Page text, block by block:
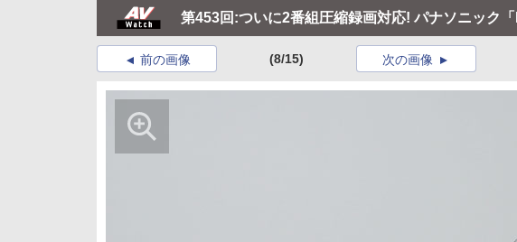
第453回:ついに2番組圧縮録画対応! パナソニック「
前の画像 (8/15) 次の画像